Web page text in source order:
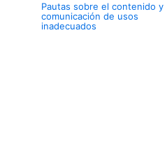
Pautas sobre el contenido y
comunicación de usos
inadecuados